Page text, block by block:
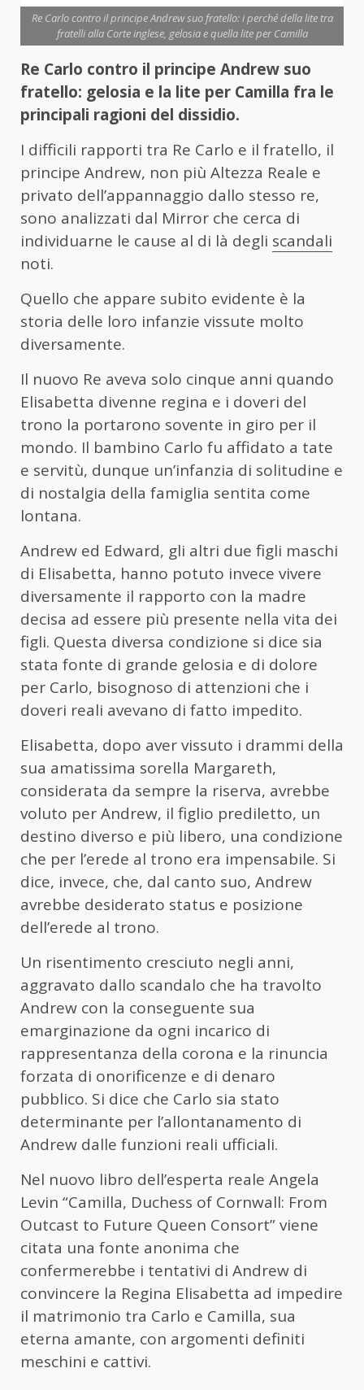
Re Carlo contro il principe Andrew suo fratello: i perché della lite tra
fratelli alla Corte inglese, gelosia e quella lite per Camilla
Re Carlo contro il principe Andrew suo
fratello: gelosia e la lite per Camilla fra le
principali ragioni del dissidio.
I difficili rapporti tra Re Carlo e il fratello, il
principe Andrew, non più Altezza Reale e
privato dell’appannaggio dallo stesso re,
sono analizzati dal Mirror che cerca di
individuarne le cause al di là degli scandali
noti.
Quello che appare subito evidente è la
storia delle loro infanzie vissute molto
diversamente.
Il nuovo Re aveva solo cinque anni quando
Elisabetta divenne regina e i doveri del
trono la portarono sovente in giro per il
mondo. Il bambino Carlo fu affidato a tate
e servitù, dunque un’infanzia di solitudine e
di nostalgia della famiglia sentita come
lontana.
Andrew ed Edward, gli altri due figli maschi
di Elisabetta, hanno potuto invece vivere
diversamente il rapporto con la madre
decisa ad essere più presente nella vita dei
figli. Questa diversa condizione si dice sia
stata fonte di grande gelosia e di dolore
per Carlo, bisognoso di attenzioni che i
doveri reali avevano di fatto impedito.
Elisabetta, dopo aver vissuto i drammi della
sua amatissima sorella Margareth,
considerata da sempre la riserva, avrebbe
voluto per Andrew, il figlio prediletto, un
destino diverso e più libero, una condizione
che per l’erede al trono era impensabile. Si
dice, invece, che, dal canto suo, Andrew
avrebbe desiderato status e posizione
dell’erede al trono.
Un risentimento cresciuto negli anni,
aggravato dallo scandalo che ha travolto
Andrew con la conseguente sua
emarginazione da ogni incarico di
rappresentanza della corona e la rinuncia
forzata di onorificenze e di denaro
pubblico. Si dice che Carlo sia stato
determinante per l’allontanamento di
Andrew dalle funzioni reali ufficiali.
Nel nuovo libro dell’esperta reale Angela
Levin “Camilla, Duchess of Cornwall: From
Outcast to Future Queen Consort” viene
citata una fonte anonima che
confermerebbe i tentativi di Andrew di
convincere la Regina Elisabetta ad impedire
il matrimonio tra Carlo e Camilla, sua
eterna amante, con argomenti definiti
meschini e cattivi.